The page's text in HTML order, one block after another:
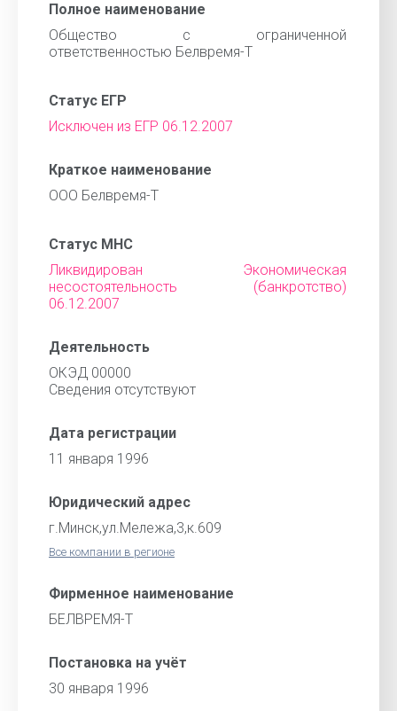
Полное наименование
Общество с ограниченной
ответственностью Белвремя-Т
Статус ЕГР
Исключен из ЕГР 06.12.2007
Краткое наименование
ООО Белвремя-Т
Статус МНС
Ликвидирован Экономическая
несостоятельность (банкротство)
06.12.2007
Деятельность
ОКЭД 00000
Cведения отсутствуют
Дата регистрации
11 января 1996
Юридический адрес
г.Минск,ул.Мележа,3,к.609
Все компании в регионе
Фирменное наименование
БЕЛВРЕМЯ-Т
Постановка на учёт
30 января 1996